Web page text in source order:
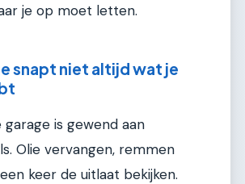
je op moet letten.
snapt niet altijd wat je
garage is gewend aan
Olie vervangen, remmen
keer de uitlaat bekijken.